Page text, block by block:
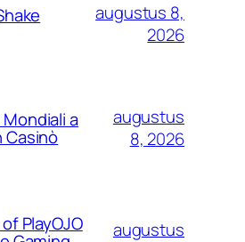
augustus 8,
2026
a
Casinò
augustus
8, 2026
PlayOJO
augustus